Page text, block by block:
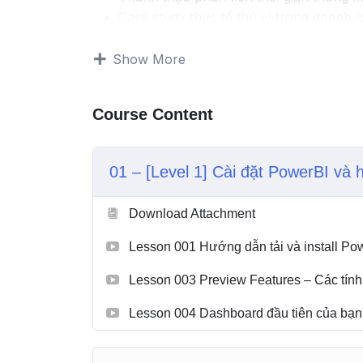
Phân khúc khách hàng chuyên nghiệp
Theo dõi biến động khách hàng mới,
Ấn tượng với nhà tuyển dụng với các
Show More
Course Content
01 – [Level 1] Cài đặt PowerBI và
Download Attachment
Lesson 001 Hướng dẫn tải và install
Lesson 003 Preview Features – Các
Lesson 004 Dashboard đầu tiên của bạn